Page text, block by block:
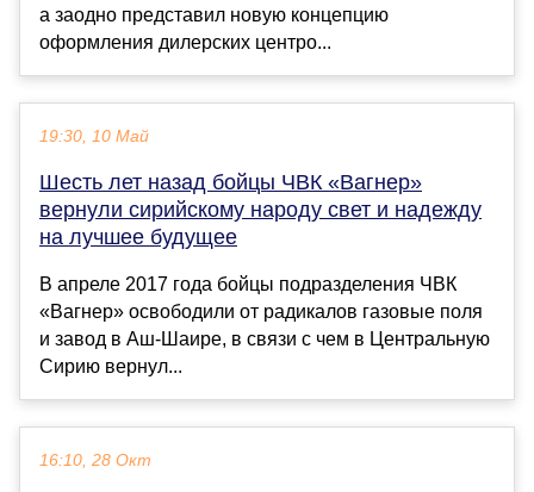
а заодно представил новую концепцию
оформления дилерских центро...
19:30, 10 Май
Шесть лет назад бойцы ЧВК «Вагнер»
вернули сирийскому народу свет и надежду
на лучшее будущее
В апреле 2017 года бойцы подразделения ЧВК
«Вагнер» освободили от радикалов газовые поля
и завод в Аш-Шаире, в связи с чем в Центральную
Сирию вернул...
16:10, 28 Окт